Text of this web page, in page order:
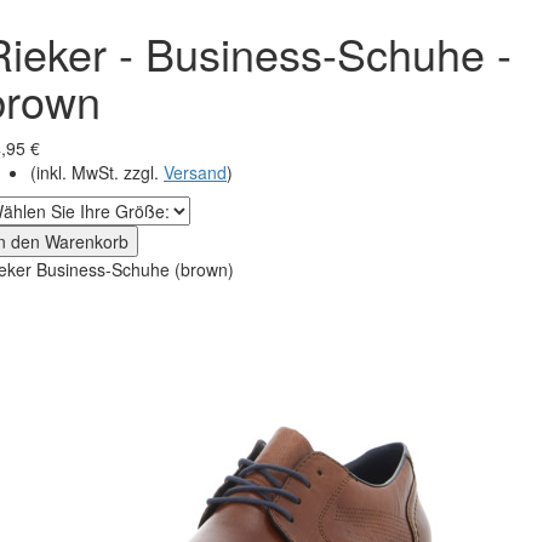
- Business-Schuhe -
€
(inkl. MwSt. zzgl. Versand)
den Warenkorb
Business-Schuhe (brown)